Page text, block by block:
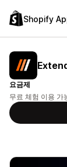
Shopify
요금제
무료 체험 이용 가